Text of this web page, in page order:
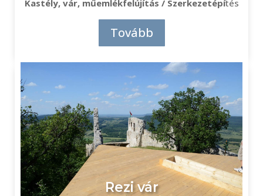
Kastély, vár, műemlékfelújítás / Szerkezetépítés
Tovább
Rezi vár